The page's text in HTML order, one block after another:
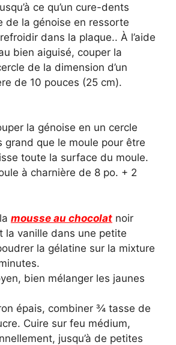
ce qu’un cure-dents
de la génoise en ressorte
dans la plaque.. À l’aide
bien aiguisé, couper la
de la dimension d’un
de 10 pouces (25 cm).
la génoise en un cercle
grand que le moule pour être
toute la surface du moule.
à charnière de 8 po. + 2
mousse au chocolat noir
la vanille dans une petite
la gélatine sur la mixture
bien mélanger les jaunes
épais, combiner ¾ tasse de
Cuire sur feu médium,
jusqu’à de petites